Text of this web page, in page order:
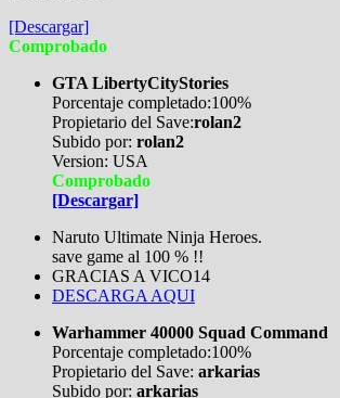
[Descargar]
Comprobado
GTA LibertyCityStories
Porcentaje completado:100%
Propietario del Save:rolan2
Subido por: rolan2
Version: USA
Comprobado
[Descargar]
Naruto Ultimate Ninja Heroes.
save game al 100 % !!
GRACIAS A VICO14
DESCARGA AQUI
Warhammer 40000 Squad Command
Porcentaje completado:100%
Propietario del Save: arkarias
Subido por: arkarias